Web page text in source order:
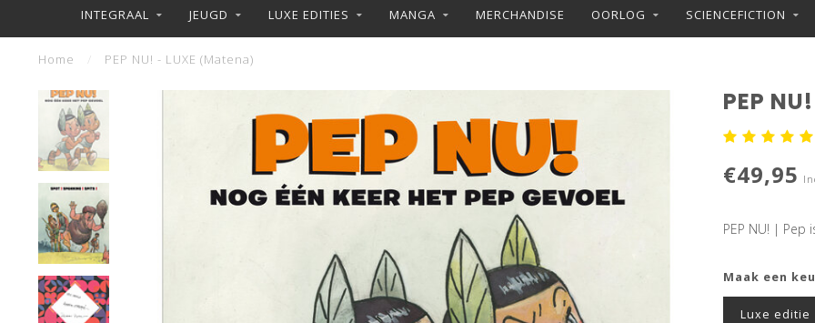
INTEGRAAL JEUGD LUXE EDITIES MANGA MERCHANDISE OORLOG SCIENCEFICTION
Home PEP NU! - LUXE (Matena)
PEP
€49,95
PEP NU! | Pep
Maak een
Luxe editie